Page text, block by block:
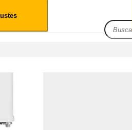
web, los datos pueden almacenarse o